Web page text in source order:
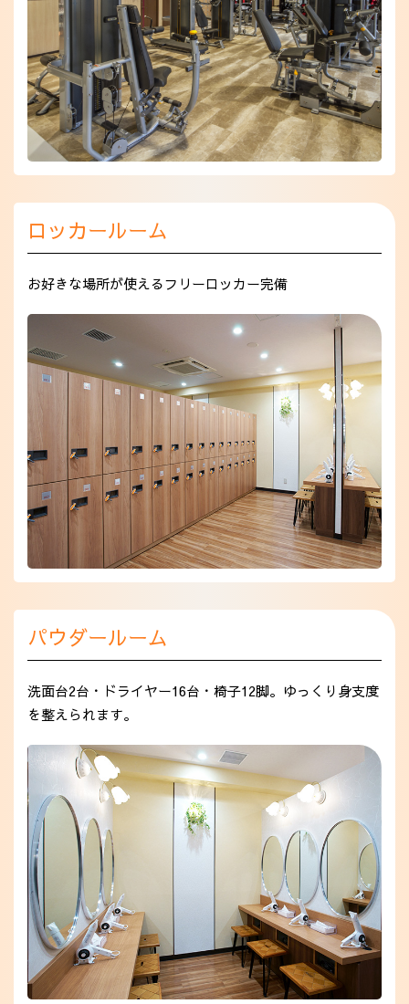
ロッカールーム
お好きな場所が使えるフリーロッカー完備
パウダールーム
洗面台2台・ドライヤー16台・椅子12脚。ゆっくり身支度
を整えられます。